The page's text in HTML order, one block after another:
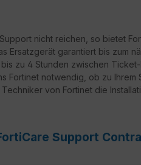
nicht reichen, so bietet
Ersatzgerät garantiert bis zum
zu 4 Stunden zwischen
Fortinet notwendig, ob zu
von Fortinet die
Support